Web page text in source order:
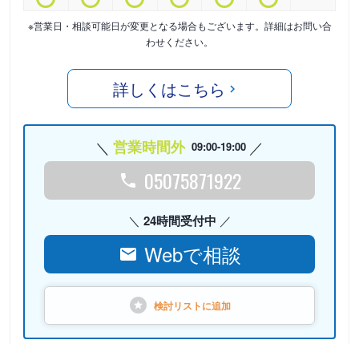
※営業日・相談可能日が変更となる場合もございます。詳細はお問い合
わせください。
詳しくはこちら
営業時間外 09:00-19:00
05075871922
24時間受付中
Webで相談
検討リストに追加